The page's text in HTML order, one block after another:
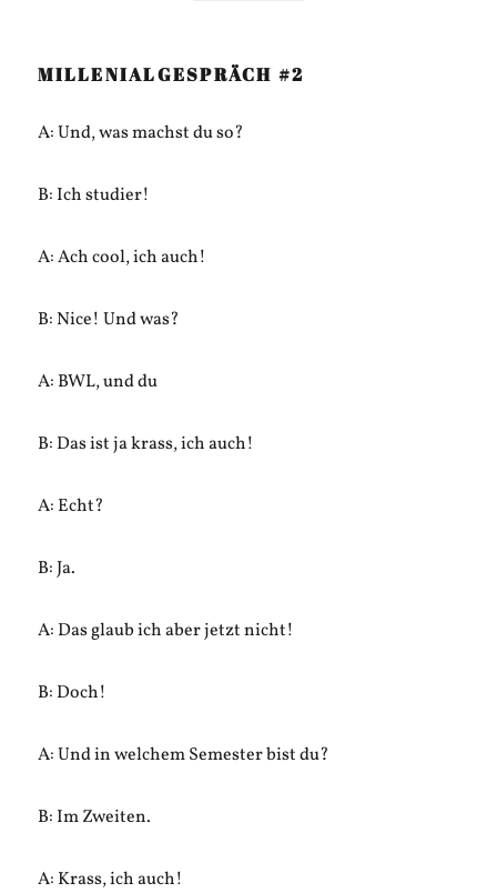
MILLENIALGESPRÄCH #2
A: Und, was machst du so?
B: Ich studier!
A: Ach cool, ich auch!
B: Nice! Und was?
A: BWL, und du
B: Das ist ja krass, ich auch!
A: Echt?
B: Ja.
A: Das glaub ich aber jetzt nicht!
B: Doch!
A: Und in welchem Semester bist du?
B: Im Zweiten.
A: Krass, ich auch!